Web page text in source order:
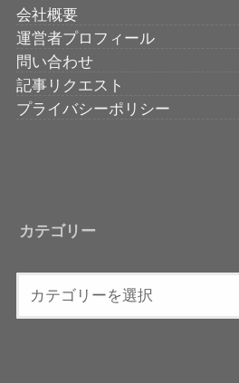
会社概要
運営者プロフィール
問い合わせ
記事リクエスト
プライバシーポリシー
カテゴリー